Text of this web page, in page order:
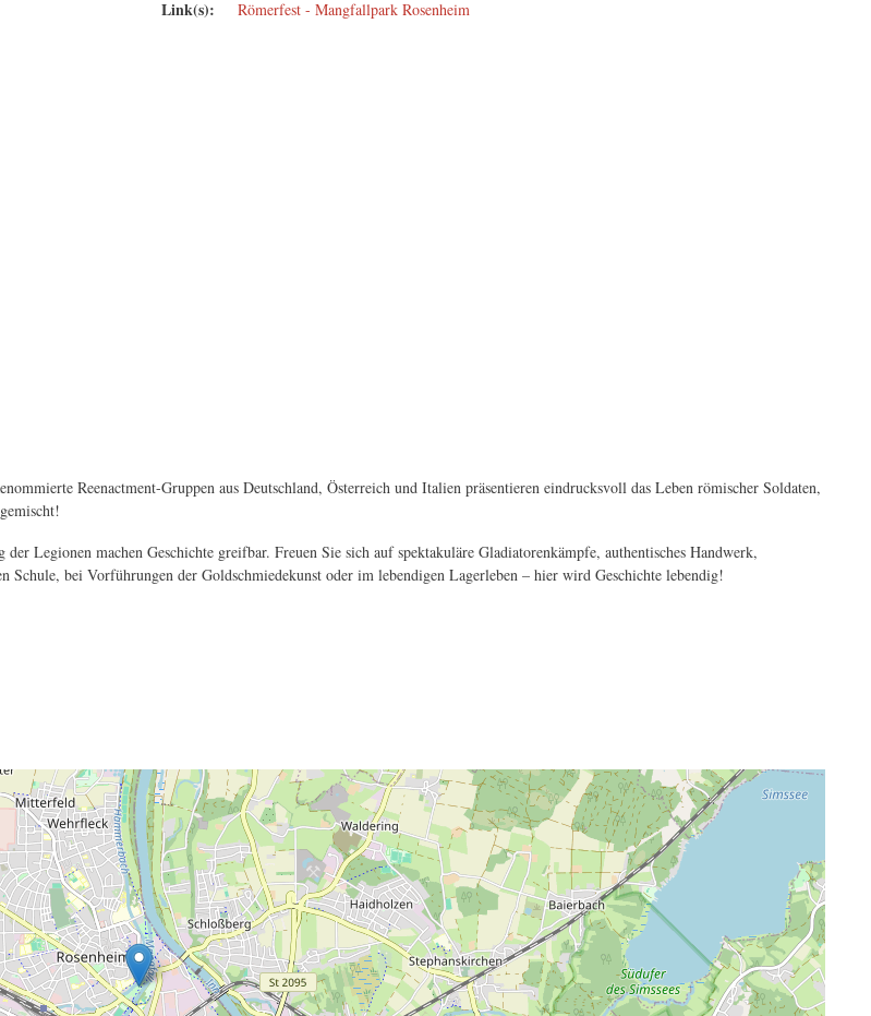
Link(s): Römerfest - Mangfallpark Rosenheim
Reenactment-Gruppen aus Deutschland, Österreich und Italien präsentieren eindrucksvoll das Leben römischer Soldaten,
Legionen machen Geschichte greifbar. Freuen Sie sich auf spektakuläre Gladiatorenkämpfe, authentisches Handwerk,
bei Vorführungen der Goldschmiedekunst oder im lebendigen Lagerleben – hier wird Geschichte lebendig!